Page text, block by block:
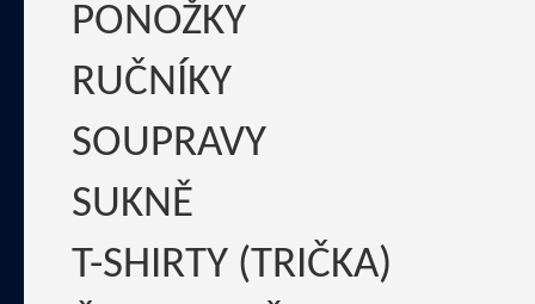
PONOŽKY
RUČNÍKY
SOUPRAVY
SUKNĚ
T-SHIRTY (TRIČKA)